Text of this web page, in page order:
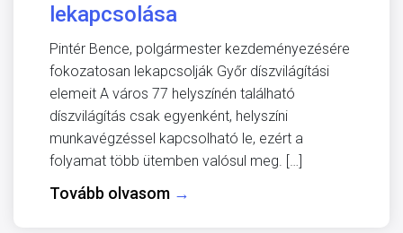
lekapcsolása
Pintér Bence, polgármester kezdeményezésére
fokozatosan lekapcsolják Győr díszvilágítási
elemeit A város 77 helyszínén található
díszvilágítás csak egyenként, helyszíni
munkavégzéssel kapcsolható le, ezért a
folyamat több ütemben valósul meg. […]
Tovább olvasom →